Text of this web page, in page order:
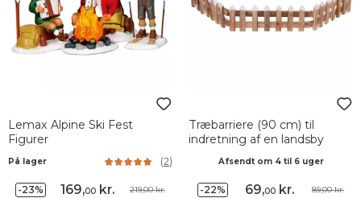
Lemax Alpine Ski Fest
Figurer
På lager (2)
-23% 169,00 kr. 219,00 kr.
Træbarriere (90 cm) til
indretning af en landsby
Afsendt om 4 til 6 uger
-22% 69,00 kr. 89,00 kr.